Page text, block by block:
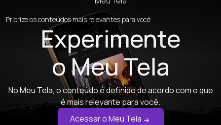
Priorize os conteúdos mais relevantes para você
Experimente
o Meu Tela
No Meu Tela, o conteúdo é definido de acordo com o que
é mais relevante para você.
Acessar o Meu Tela